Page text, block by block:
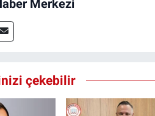
Merkezi
çekebilir